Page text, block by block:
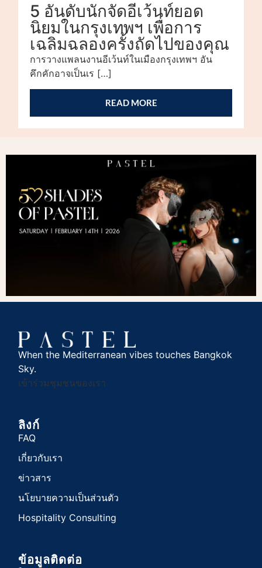
5 อันดับนักจัดอีเว้นท์ยอด
นิยมในกรุงเทพฯ เพื่อการ
เฉลิมฉลองครั้งถัดไปของคุณ
การวางแพลนงานอีเว้นท์ในเมืองกรุงเทพฯ อัน
คึกคักอาจเป็นเร […]
READ MORE
When the Mediterranean vibes touches Bangkok
Sky.
เข้าร่วมชุมชนของเรา
ลิงก์
FAQ
เกี่ยวกับเรา
ข่าวสาร
นโยบายความเป็นส่วนตัว
Hospitality Consulting
ข้อมูลติดต่อ